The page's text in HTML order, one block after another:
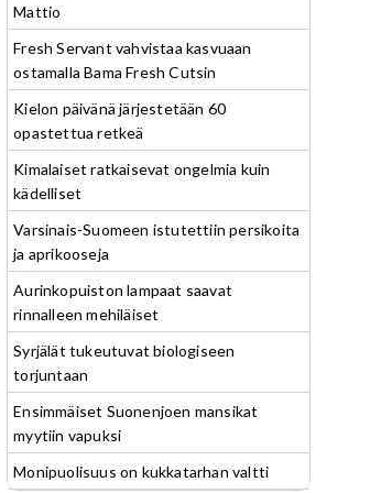
Mattio
Fresh Servant vahvistaa kasvuaan
ostamalla Bama Fresh Cutsin
Kielon päivänä järjestetään 60
opastettua retkeä
Kimalaiset ratkaisevat ongelmia kuin
kädelliset
Varsinais-Suomeen istutettiin persikoita
ja aprikooseja
Aurinkopuiston lampaat saavat
rinnalleen mehiläiset
Syrjälät tukeutuvat biologiseen
torjuntaan
Ensimmäiset Suonenjoen mansikat
myytiin vapuksi
Monipuolisuus on kukkatarhan valtti